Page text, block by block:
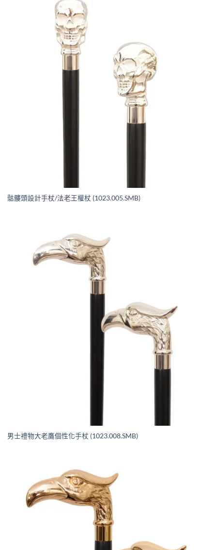
骷髏頭設計手杖/法老王權杖 (1023.005.SMB)
男士禮物大老鷹個性化手杖 (1023.008.SMB)